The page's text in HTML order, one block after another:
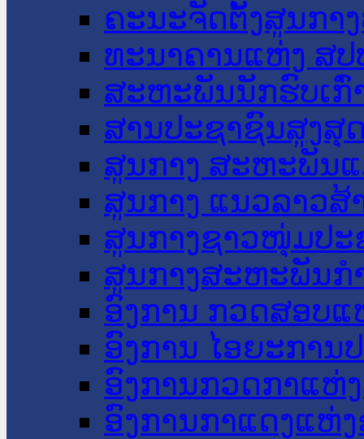
ຄະນະຈັດຕັ້ງສູນກາ
ທະນາຄານແຫ່ງ ສປ
ສະຫະພັນນັກຮົບເກົ່
ສານປະຊາຊົນສູງສຸ
ສູນກາງ ສະຫະພັນ
ສູນກາງ ແນວລາວສ້
ສູນກາງຊາວໜຸ່ມປະ
ສູນກາງສະຫະພັນກ
ອົງການ ກວດສອບແ
ອົງການ ໄອຍະການ
ອົງການກວດກາແຫ່
ອົງການກາແດງແຫ່